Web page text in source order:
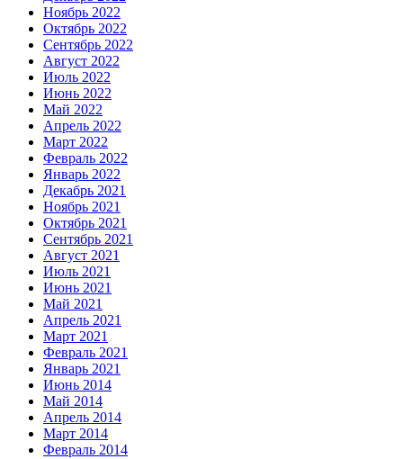
Ноябрь 2022
Октябрь 2022
Сентябрь 2022
Август 2022
Июль 2022
Июнь 2022
Май 2022
Апрель 2022
Март 2022
Февраль 2022
Январь 2022
Декабрь 2021
Ноябрь 2021
Октябрь 2021
Сентябрь 2021
Август 2021
Июль 2021
Июнь 2021
Май 2021
Апрель 2021
Март 2021
Февраль 2021
Январь 2021
Июнь 2014
Май 2014
Апрель 2014
Март 2014
Февраль 2014